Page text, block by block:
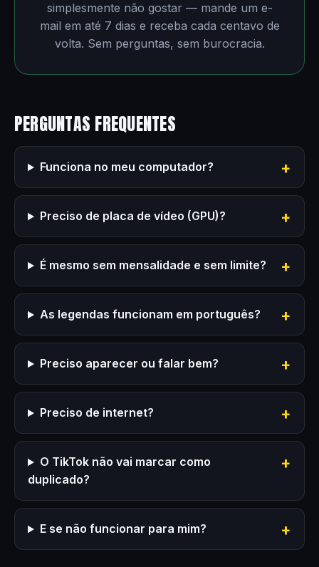
simplesmente não gostar — mande um e-
mail em até 7 dias e receba cada centavo de
volta. Sem perguntas, sem burocracia.
PERGUNTAS FREQUENTES
Funciona no meu computador?
Preciso de placa de vídeo (GPU)?
É mesmo sem mensalidade e sem limite?
As legendas funcionam em português?
Preciso aparecer ou falar bem?
Preciso de internet?
O TikTok não vai marcar como
duplicado?
E se não funcionar para mim?